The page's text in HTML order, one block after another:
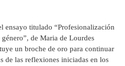
ensayo titulado “Profesionalización
de Maria de Lourdes
un broche de oro para continuar
de las reflexiones iniciadas en los